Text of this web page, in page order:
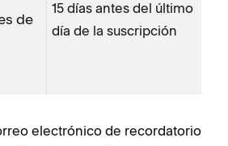
de
15 días antes del último
día de la suscripción
electrónico de recordatorio